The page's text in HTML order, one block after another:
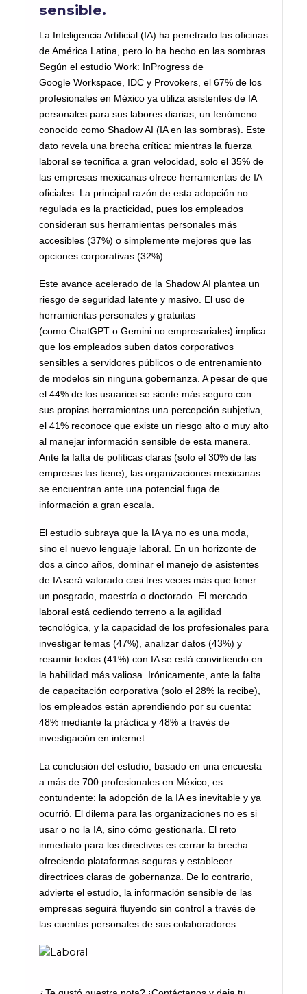
sensible.
La Inteligencia Artificial (IA) ha penetrado las oficinas
de América Latina, pero lo ha hecho en las sombras.
Según el estudio Work: InProgress de
Google Workspace, IDC y Provokers, el 67% de los
profesionales en México ya utiliza asistentes de IA
personales para sus labores diarias, un fenómeno
conocido como Shadow AI (IA en las sombras). Este
dato revela una brecha crítica: mientras la fuerza
laboral se tecnifica a gran velocidad, solo el 35% de
las empresas mexicanas ofrece herramientas de IA
oficiales. La principal razón de esta adopción no
regulada es la practicidad, pues los empleados
consideran sus herramientas personales más
accesibles (37%) o simplemente mejores que las
opciones corporativas (32%).
Este avance acelerado de la Shadow AI plantea un
riesgo de seguridad latente y masivo. El uso de
herramientas personales y gratuitas
(como ChatGPT o Gemini no empresariales) implica
que los empleados suben datos corporativos
sensibles a servidores públicos o de entrenamiento
de modelos sin ninguna gobernanza. A pesar de que
el 44% de los usuarios se siente más seguro con
sus propias herramientas una percepción subjetiva,
el 41% reconoce que existe un riesgo alto o muy alto
al manejar información sensible de esta manera.
Ante la falta de políticas claras (solo el 30% de las
empresas las tiene), las organizaciones mexicanas
se encuentran ante una potencial fuga de
información a gran escala.
El estudio subraya que la IA ya no es una moda,
sino el nuevo lenguaje laboral. En un horizonte de
dos a cinco años, dominar el manejo de asistentes
de IA será valorado casi tres veces más que tener
un posgrado, maestría o doctorado. El mercado
laboral está cediendo terreno a la agilidad
tecnológica, y la capacidad de los profesionales para
investigar temas (47%), analizar datos (43%) y
resumir textos (41%) con IA se está convirtiendo en
la habilidad más valiosa. Irónicamente, ante la falta
de capacitación corporativa (solo el 28% la recibe),
los empleados están aprendiendo por su cuenta:
48% mediante la práctica y 48% a través de
investigación en internet.
La conclusión del estudio, basado en una encuesta
a más de 700 profesionales en México, es
contundente: la adopción de la IA es inevitable y ya
ocurrió. El dilema para las organizaciones no es si
usar o no la IA, sino cómo gestionarla. El reto
inmediato para los directivos es cerrar la brecha
ofreciendo plataformas seguras y establecer
directrices claras de gobernanza. De lo contrario,
advierte el estudio, la información sensible de las
empresas seguirá fluyendo sin control a través de
las cuentas personales de sus colaboradores.